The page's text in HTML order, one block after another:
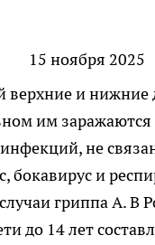
15 ноября 2025
и нижние
им
не
бокавирус и
гриппа А. В
до 14 лет